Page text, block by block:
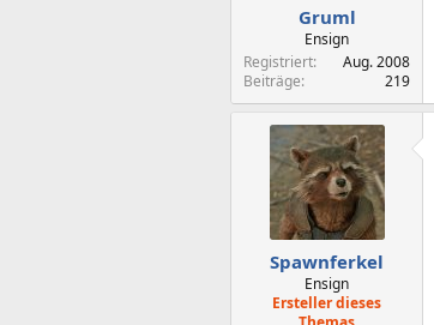
Gruml
Ensign
Registriert
Aug. 2008
Beiträge
219
Spawnferkel
Ensign
Ersteller dieses